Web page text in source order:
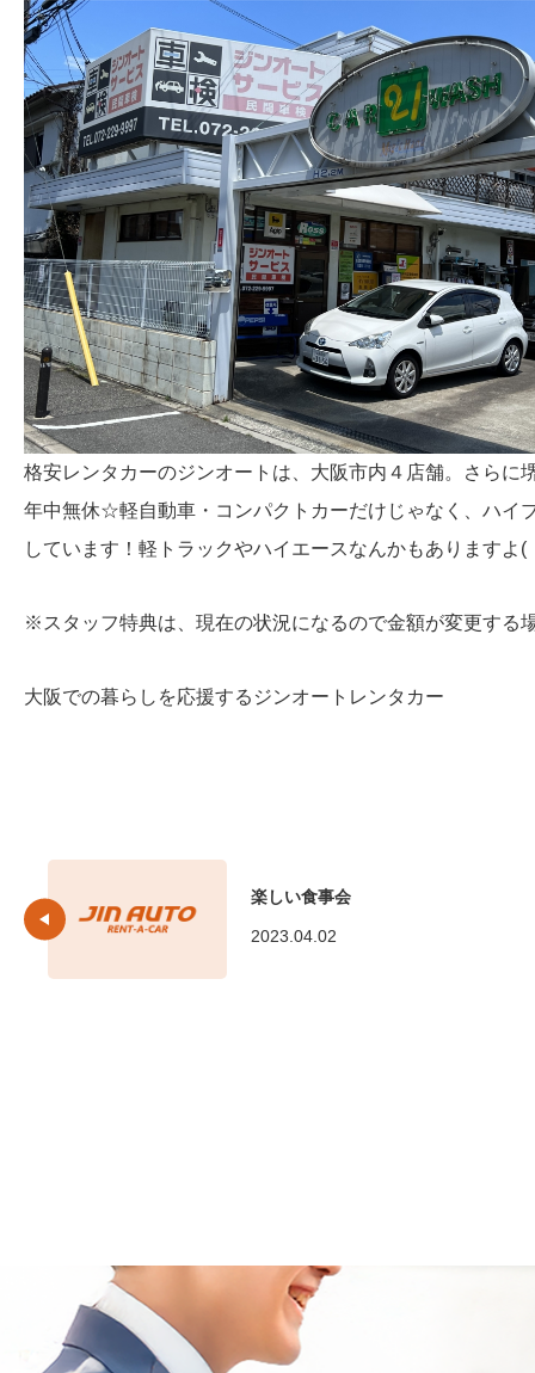
格安レンタカーのジンオートは、大阪市内４店舗。さらに
年中無休☆軽自動車・コンパクトカーだけじゃなく、ハイ
しています！軽トラックやハイエースなんかもありますよ(
※スタッフ特典は、現在の状況になるので金額が変更する
大阪での暮らしを応援するジンオートレンタカー
楽しい食事会
2023.04.02